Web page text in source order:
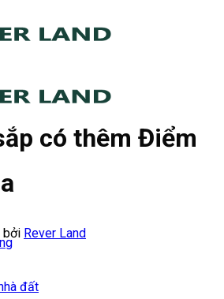
đất
có thêm Điểm
bởi Rever Land